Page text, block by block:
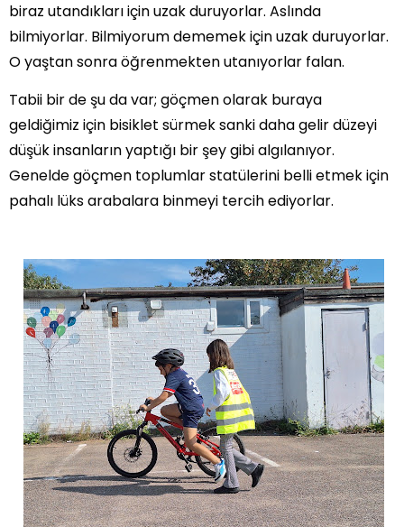
biraz utandıkları için uzak duruyorlar. Aslında
bilmiyorlar. Bilmiyorum dememek için uzak duruyorlar.
O yaştan sonra öğrenmekten utanıyorlar falan.
Tabii bir de şu da var; göçmen olarak buraya
geldiğimiz için bisiklet sürmek sanki daha gelir düzeyi
düşük insanların yaptığı bir şey gibi algılanıyor.
Genelde göçmen toplumlar statülerini belli etmek için
pahalı lüks arabalara binmeyi tercih ediyorlar.